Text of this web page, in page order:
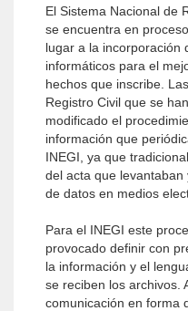
El Sistema Nacional de
se encuentra en
lugar a la incorporación
informáticos para el
hechos que inscribe.
Registro Civil que se
modificado el
información que
INEGI, ya que
del acta que
de datos en medios
Para el INEGI este
provocado definir con
la información y el
se reciben los archivos.
comunicación en forma